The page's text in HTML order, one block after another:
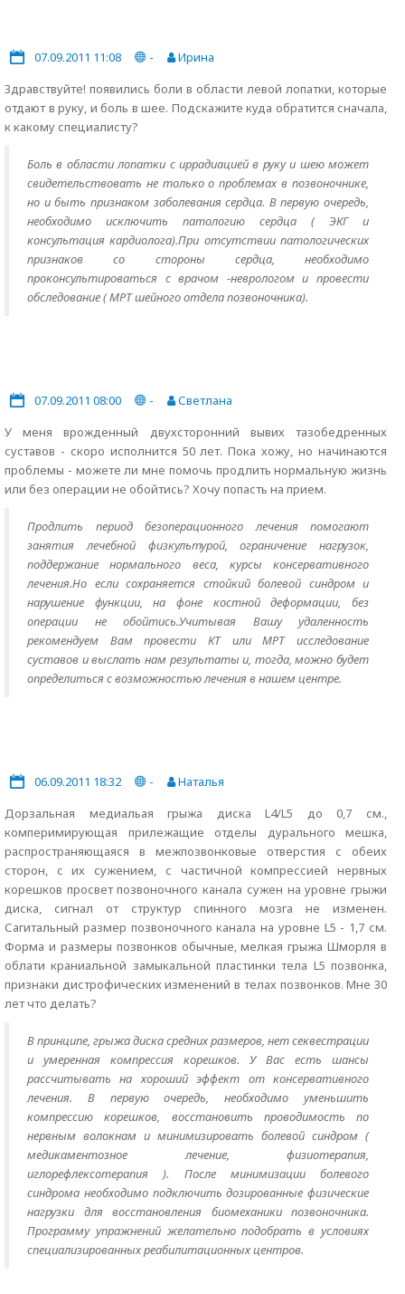
07.09.2011 11:08 -
Ирина
Здравствуйте! появились боли в области левой лопатки, которые
отдают в руку, и боль в шее. Подскажите куда обратится сначала,
к какому специалисту?
Боль в области лопатки с иррадиацией в руку и шею может
свидетельствовать не только о проблемах в позвоночнике,
но и быть признаком заболевания сердца. В первую очередь,
необходимо исключить патологию сердца ( ЭКГ и
консультация кардиолога).При отсутствии патологических
признаков со стороны сердца, необходимо
проконсультироваться с врачом -неврологом и провести
обследование ( МРТ шейного отдела позвоночника).
07.09.2011 08:00 -
Светлана
У меня врожденный двухсторонний вывих тазобедренных
суставов - скоро исполнится 50 лет. Пока хожу, но начинаются
проблемы - можете ли мне помочь продлить нормальную жизнь
или без операции не обойтись? Хочу попасть на прием.
Продлить период безоперационного лечения помогают
занятия лечебной физкультурой, ограничение нагрузок,
поддержание нормального веса, курсы консервативного
лечения.Но если сохраняется стойкий болевой синдром и
нарушение функции, на фоне костной деформации, без
операции не обойтись.Учитывая Вашу удаленность
рекомендуем Вам провести КТ или МРТ исследование
суставов и выслать нам результаты и, тогда, можно будет
определиться с возможностью лечения в нашем центре.
06.09.2011 18:32 -
Наталья
Дорзальная медиальая грыжа диска L4/L5 до 0,7 см.,
комперимирующая прилежащие отделы дурального мешка,
распространяющаяся в межпозвонковые отверстия с обеих
сторон, с их сужением, с частичной компрессией нервных
корешков просвет позвоночного канала сужен на уровне грыжи
диска, сигнал от структур спинного мозга не изменен.
Сагитальный размер позвоночного канала на уровне L5 - 1,7 см.
Форма и размеры позвонков обычные, мелкая грыжа Шморля в
облати краниальной замыкальной пластинки тела L5 позвонка,
признаки дистрофических изменений в телах позвонков. Мне 30
лет что делать?
В принципе, грыжа диска средних размеров, нет секвестрации
и умеренная компрессия корешков. У Вас есть шансы
рассчитывать на хороший эффект от консервативного
лечения. В первую очередь, необходимо уменьшить
компрессию корешков, восстановить проводимость по
нервным волокнам и минимизировать болевой синдром (
медикаментозное лечение, физиотерапия,
иглорефлексотерапия ). После минимизации болевого
синдрома необходимо подключить дозированные физические
нагрузки для восстановления биомеханики позвоночника.
Программу упражнений желательно подобрать в условиях
специализированных реабилитационных центров.